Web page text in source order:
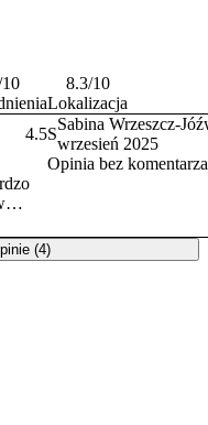
lotniczy Wrocław-
sąsiedztwie znajduje
Kinoteatr Zbyszek.
16:00 i trwa do 13:00
aż do północy.
8.3/10
Lokalizacja
4.5S
Sabina Wrzeszcz-
wrzesień 2025
Opinia bez
(4)